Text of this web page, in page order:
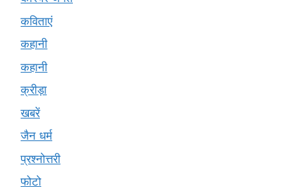
कविताएं
कहानी
कहानी
क्रीड़ा
खबरें
जैन धर्म
प्रश्नोत्तरी
फोटो